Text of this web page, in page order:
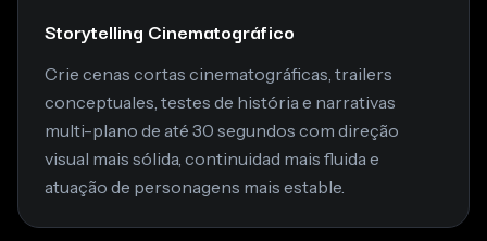
Storytelling Cinematográfico
Crie cenas cortas cinematográficas, trailers
conceptuales, testes de história e narrativas
multi-plano de até 30 segundos com direção
visual mais sólida, continuidad mais fluida e
atuação de personagens mais estable.